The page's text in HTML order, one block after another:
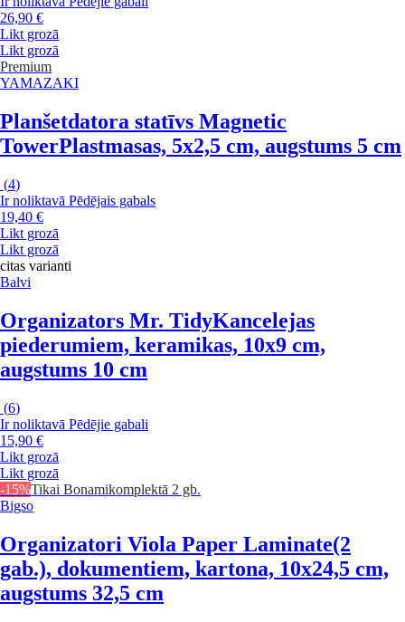
26,90 €
Likt grozā
Likt grozā
Premium
YAMAZAKI
Planšetdatora statīvs Magnetic
TowerPlastmasas, 5x2,5 cm, augstums 5 cm
(4)
Ir noliktavā Pēdējais gabals
19,40 €
Likt grozā
Likt grozā
citas varianti
Balvi
Organizators Mr. TidyKancelejas
piederumiem, keramikas, 10x9 cm,
augstums 10 cm
(6)
Ir noliktavā Pēdējie gabali
15,90 €
Likt grozā
Likt grozā
-15%Tikai Bonamikomplektā 2 gb.
Bigso
Organizatori Viola Paper Laminate(2
gab.), dokumentiem, kartona, 10x24,5 cm,
augstums 32,5 cm